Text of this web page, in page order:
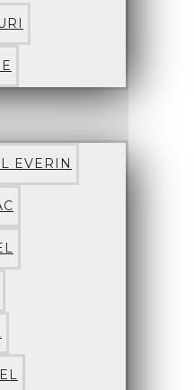
EVERIN